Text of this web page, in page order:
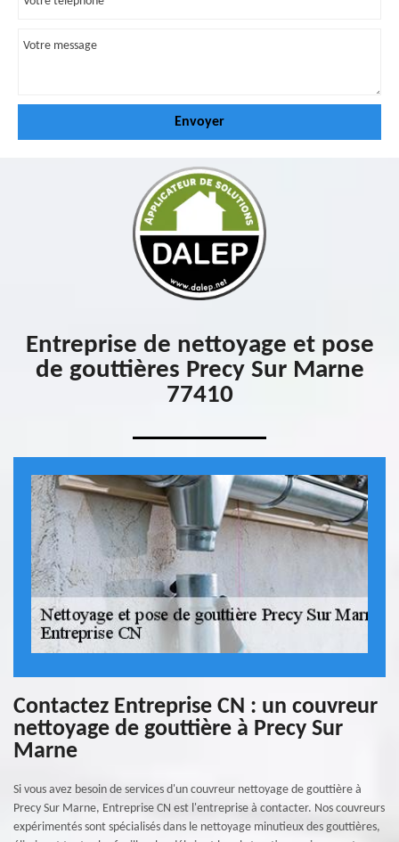
Entreprise de nettoyage et pose
de gouttières Precy Sur Marne
77410
Contactez Entreprise CN : un couvreur
nettoyage de gouttière à Precy Sur
Marne
Si vous avez besoin de services d'un couvreur nettoyage de gouttière à
Precy Sur Marne, Entreprise CN est l'entreprise à contacter. Nos couvreurs
expérimentés sont spécialisés dans le nettoyage minutieux des gouttières,